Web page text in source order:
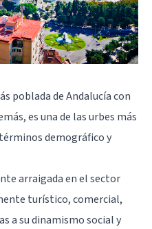
poblada de Andalucía con
es una de las urbes más
demográfico y
arraigada en el sector
turístico, comercial,
a su dinamismo social y